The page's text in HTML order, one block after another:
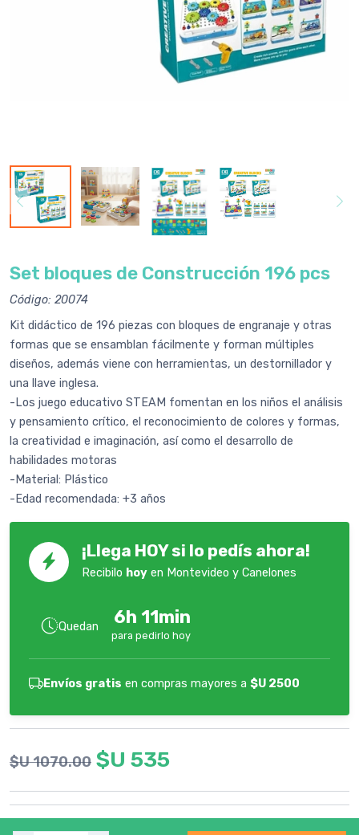
Set bloques de Construcción 196 pcs
Código: 20074
Kit didáctico de 196 piezas con bloques de engranaje y otras
formas que se ensamblan fácilmente y forman múltiples
diseños, además viene con herramientas, un destornillador y
una llave inglesa.
-Los juego educativo STEAM fomentan en los niños el análisis
y pensamiento crítico, el reconocimiento de colores y formas,
la creatividad e imaginación, así como el desarrollo de
habilidades motoras
-Material: Plástico
-Edad recomendada: +3 años
¡Llega HOY si lo pedís ahora!
Recibilo hoy en Montevideo y Canelones
Quedan 6h 11min
para pedirlo hoy
Envíos gratis en compras mayores a $U 2500
$U 1070.00 $U 535